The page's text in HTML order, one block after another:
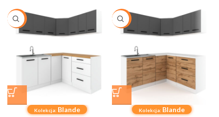
-24%
Kolekcja: Blande
-24%
Kolekcja: Blande